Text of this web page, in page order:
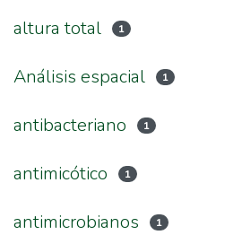
altura total 1
Análisis espacial 1
antibacteriano 1
antimicótico 1
antimicrobianos 1